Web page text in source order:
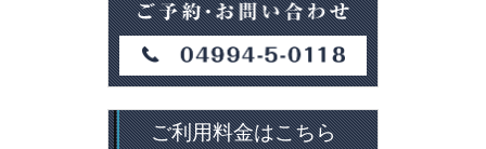
ご利用料金はこちら